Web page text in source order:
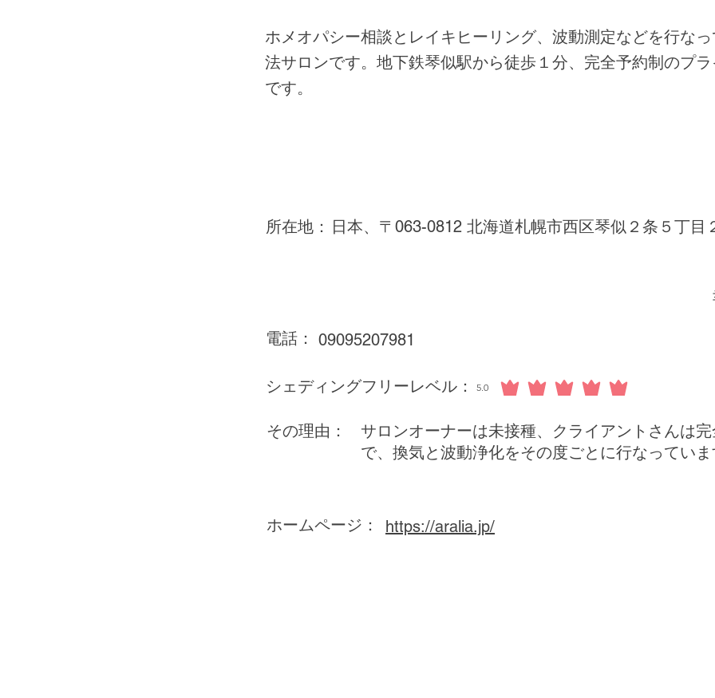
ホメオパシー相談とレイキヒーリング、波動測定などを行な
法サロンです。地下鉄琴似駅から徒歩１分、完全予約制のプ
です。
所在地： 日本、〒063-0812 北海道札幌市西区琴似２条５丁目
電話： 09095207981
シェディングフリーレベル： 5.0
平均評価 5 /5
その理由：
サロンオーナーは未接種、クライアントさんは
で、換気と波動浄化をその度ごとに行なってい
ホームページ： https://aralia.jp/